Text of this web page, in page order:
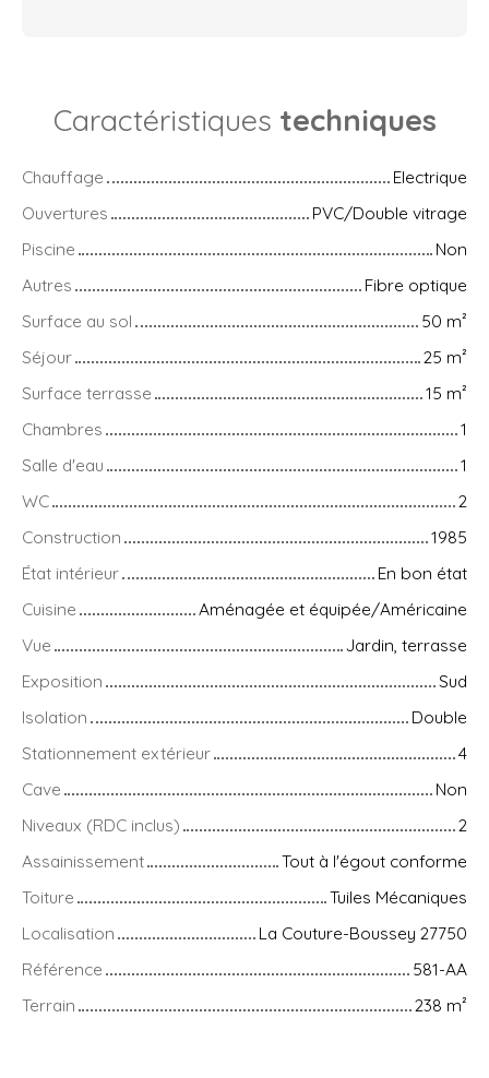
Caractéristiques techniques
Chauffage
Electrique
Ouvertures
PVC/Double vitrage
Piscine
Non
Autres
Fibre optique
Surface au sol
50 m²
Séjour
25 m²
Surface terrasse
15 m²
Chambres
1
Salle d'eau
1
WC
2
Construction
1985
État intérieur
En bon état
Cuisine
Aménagée et équipée/Américaine
Vue
Jardin, terrasse
Exposition
Sud
Isolation
Double
Stationnement extérieur
4
Cave
Non
Niveaux (RDC inclus)
2
Assainissement
Tout à l'égout conforme
Toiture
Tuiles Mécaniques
Localisation
La Couture-Boussey 27750
Référence
581-AA
Terrain
238 m²